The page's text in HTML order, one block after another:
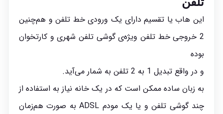
این هاب یا تقسیم دارای یک ورودی خط تلفن و هم‌چنین
2 خروجی خط تلفن ویژه‌ی گوشی تلفن شهری و کارتخوان
بوده
و در واقع تبدیل 1 به 2 تلفن به شمار می‌آید.
به زبان ساده ممکن است که در یک خانه نیاز به استفاده از
چند گوشی تلفن و یا یک مودم ADSL به صورت هم‌زمان